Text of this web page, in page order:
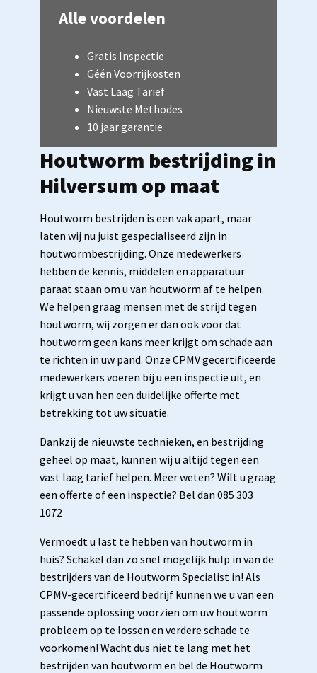
Alle voordelen
Gratis Inspectie
Géén Voorrijkosten
Vast Laag Tarief
Nieuwste Methodes
10 jaar garantie
Houtworm bestrijding in
Hilversum op maat
Houtworm bestrijden is een vak apart, maar
laten wij nu juist gespecialiseerd zijn in
houtwormbestrijding. Onze medewerkers
hebben de kennis, middelen en apparatuur
paraat staan om u van houtworm af te helpen.
We helpen graag mensen met de strijd tegen
houtworm, wij zorgen er dan ook voor dat
houtworm geen kans meer krijgt om schade aan
te richten in uw pand. Onze CPMV gecertificeerde
medewerkers voeren bij u een inspectie uit, en
krijgt u van hen een duidelijke offerte met
betrekking tot uw situatie.
Dankzij de nieuwste technieken, en bestrijding
geheel op maat, kunnen wij u altijd tegen een
vast laag tarief helpen. Meer weten? Wilt u graag
een offerte of een inspectie? Bel dan 085 303
1072
Vermoedt u last te hebben van houtworm in
huis? Schakel dan zo snel mogelijk hulp in van de
bestrijders van de Houtworm Specialist in! Als
CPMV-gecertificeerd bedrijf kunnen we u van een
passende oplossing voorzien om uw houtworm
probleem op te lossen en verdere schade te
voorkomen! Wacht dus niet te lang met het
bestrijden van houtworm en bel de Houtworm